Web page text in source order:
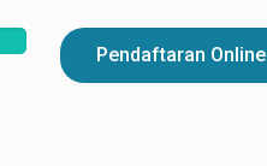
Pendaftaran Online